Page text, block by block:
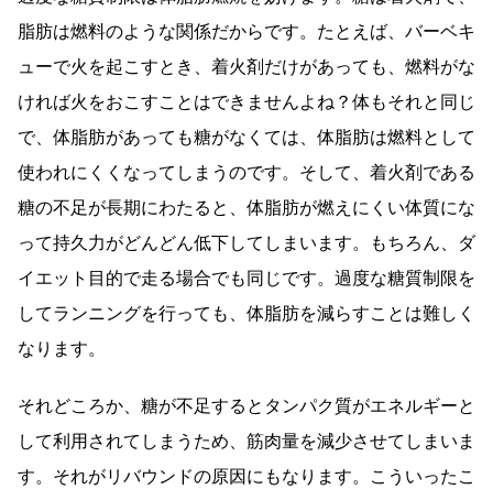
脂肪は燃料のような関係だからです。たとえば、バーベキ
ューで火を起こすとき、着火剤だけがあっても、燃料がな
ければ火をおこすことはできませんよね？体もそれと同じ
で、体脂肪があっても糖がなくては、体脂肪は燃料として
使われにくくなってしまうのです。そして、着火剤である
糖の不足が長期にわたると、体脂肪が燃えにくい体質にな
って持久力がどんどん低下してしまいます。もちろん、ダ
イエット目的で走る場合でも同じです。過度な糖質制限を
してランニングを行っても、体脂肪を減らすことは難しく
なります。
それどころか、糖が不足するとタンパク質がエネルギーと
して利用されてしまうため、筋肉量を減少させてしまいま
す。それがリバウンドの原因にもなります。こういったこ